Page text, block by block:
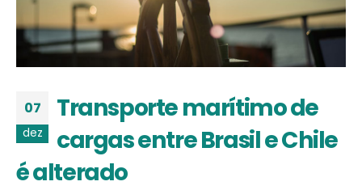
07
dez
Transporte marítimo de
cargas entre Brasil e Chile
é alterado